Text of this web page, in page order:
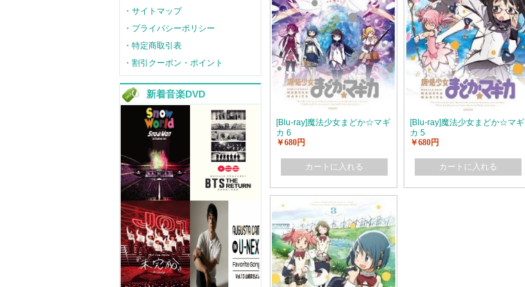
・サイトマップ
・プライバシーポリシー
・特定商取引表
・割引クーポン・ポイント
新着音楽DVD
[Blu-ray]魔法少女まどか☆マギ
カ 6
￥680円
カートに入れる
[Blu-ray]魔法少女まどか☆マギ
カ 5
￥680円
カートに入れる